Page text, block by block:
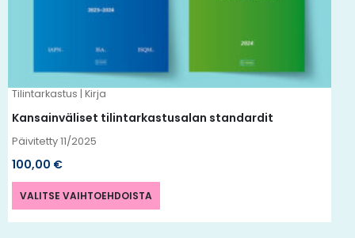
Tilintarkastus | Kirja
Kansainväliset tilintarkastusalan standardit
Päivitetty11/2025
100,00 €
VALITSE VAIHTOEHDOISTA
tuotteen